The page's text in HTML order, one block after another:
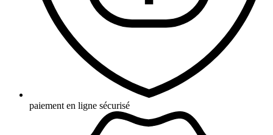
paiement en ligne sécurisé